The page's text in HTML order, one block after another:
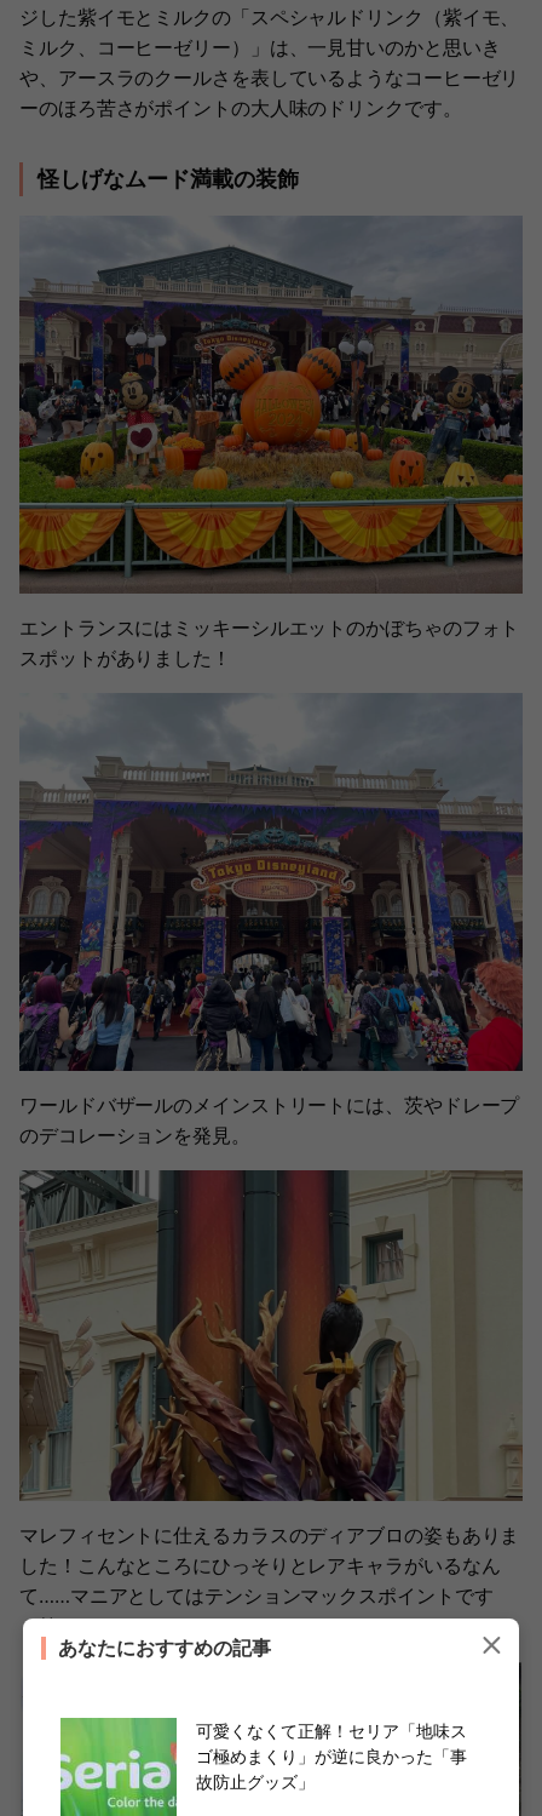
ジした紫イモとミルクの「スペシャルドリンク（紫イモ、
ミルク、コーヒーゼリー）」は、一見甘いのかと思いき
や、アースラのクールさを表しているようなコーヒーゼリ
ーのほろ苦さがポイントの大人味のドリンクです。
怪しげなムード満載の装飾
エントランスにはミッキーシルエットのかぼちゃのフォト
スポットがありました！
ワールドバザールのメインストリートには、茨やドレープ
のデコレーションを発見。
マレフィセントに仕えるカラスのディアブロの姿もありま
した！こんなところにひっそりとレアキャラがいるなん
て……マニアとしてはテンションマックスポイントです
（笑）。
あなたにおすすめの記事
可愛くなくて正解！セリア「地味ス
ゴ極めまくり」が逆に良かった「事
故防止グッズ」